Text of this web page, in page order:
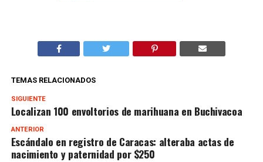
TEMAS RELACIONADOS
SIGUIENTE
Localizan 100 envoltorios de marihuana en Buchivacoa
ANTERIOR
Escándalo en registro de Caracas: alteraba actas de
nacimiento y paternidad por $250